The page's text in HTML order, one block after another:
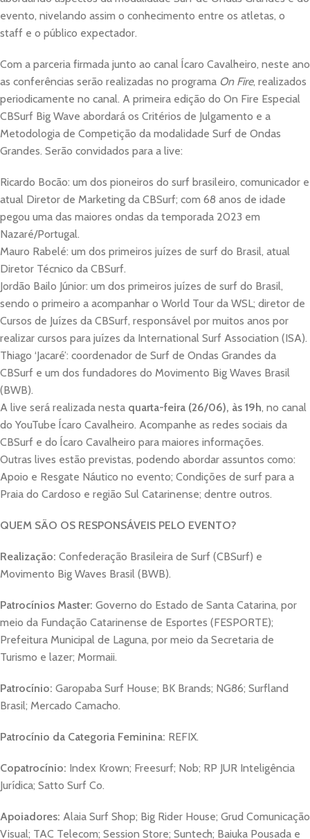
evento, nivelando assim o conhecimento entre os atletas, o
staff e o público expectador.
Com a parceria firmada junto ao canal Ícaro Cavalheiro, neste ano
as conferências serão realizadas no programa On Fire, realizados
periodicamente no canal. A primeira edição do On Fire Especial
CBSurf Big Wave abordará os Critérios de Julgamento e a
Metodologia de Competição da modalidade Surf de Ondas
Grandes. Serão convidados para a live:
Ricardo Bocão: um dos pioneiros do surf brasileiro, comunicador e
atual Diretor de Marketing da CBSurf; com 68 anos de idade
pegou uma das maiores ondas da temporada 2023 em
Nazaré/Portugal.
Mauro Rabelé: um dos primeiros juízes de surf do Brasil, atual
Diretor Técnico da CBSurf.
Jordão Bailo Júnior: um dos primeiros juízes de surf do Brasil,
sendo o primeiro a acompanhar o World Tour da WSL; diretor de
Cursos de Juízes da CBSurf, responsável por muitos anos por
realizar cursos para juízes da International Surf Association (ISA).
Thiago ‘Jacaré’: coordenador de Surf de Ondas Grandes da
CBSurf e um dos fundadores do Movimento Big Waves Brasil
(BWB).
A live será realizada nesta quarta-feira (26/06), às 19h, no canal
do YouTube Ícaro Cavalheiro. Acompanhe as redes sociais da
CBSurf e do Ícaro Cavalheiro para maiores informações.
Outras lives estão previstas, podendo abordar assuntos como:
Apoio e Resgate Náutico no evento; Condições de surf para a
Praia do Cardoso e região Sul Catarinense; dentre outros.
QUEM SÃO OS RESPONSÁVEIS PELO EVENTO?
Realização: Confederação Brasileira de Surf (CBSurf) e
Movimento Big Waves Brasil (BWB).
Patrocínios Master: Governo do Estado de Santa Catarina, por
meio da Fundação Catarinense de Esportes (FESPORTE);
Prefeitura Municipal de Laguna, por meio da Secretaria de
Turismo e lazer; Mormaii.
Patrocínio: Garopaba Surf House; BK Brands; NG86; Surfland
Brasil; Mercado Camacho.
Patrocínio da Categoria Feminina: REFIX.
Copatrocínio: Index Krown; Freesurf; Nob; RP JUR Inteligência
Jurídica; Satto Surf Co.
Apoiadores: Alaia Surf Shop; Big Rider House; Grud Comunicação
Visual; TAC Telecom; Session Store; Suntech; Baiuka Pousada e